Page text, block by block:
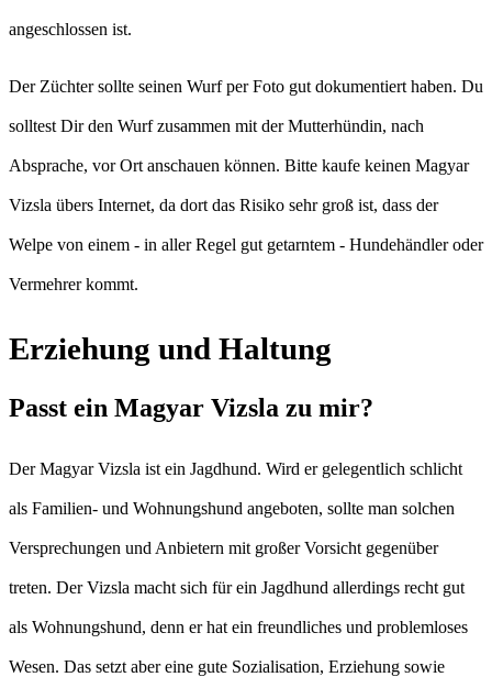
angeschlossen ist.
Der Züchter sollte seinen Wurf per Foto gut dokumentiert haben. Du
solltest Dir den Wurf zusammen mit der Mutterhündin, nach
Absprache, vor Ort anschauen können. Bitte kaufe keinen Magyar
Vizsla übers Internet, da dort das Risiko sehr groß ist, dass der
Welpe von einem - in aller Regel gut getarntem - Hundehändler oder
Vermehrer kommt.
Erziehung und Haltung
Passt ein Magyar Vizsla zu mir?
Der Magyar Vizsla ist ein Jagdhund. Wird er gelegentlich schlicht
als Familien- und Wohnungshund angeboten, sollte man solchen
Versprechungen und Anbietern mit großer Vorsicht gegenüber
treten. Der Vizsla macht sich für ein Jagdhund allerdings recht gut
als Wohnungshund, denn er hat ein freundliches und problemloses
Wesen. Das setzt aber eine gute Sozialisation, Erziehung sowie